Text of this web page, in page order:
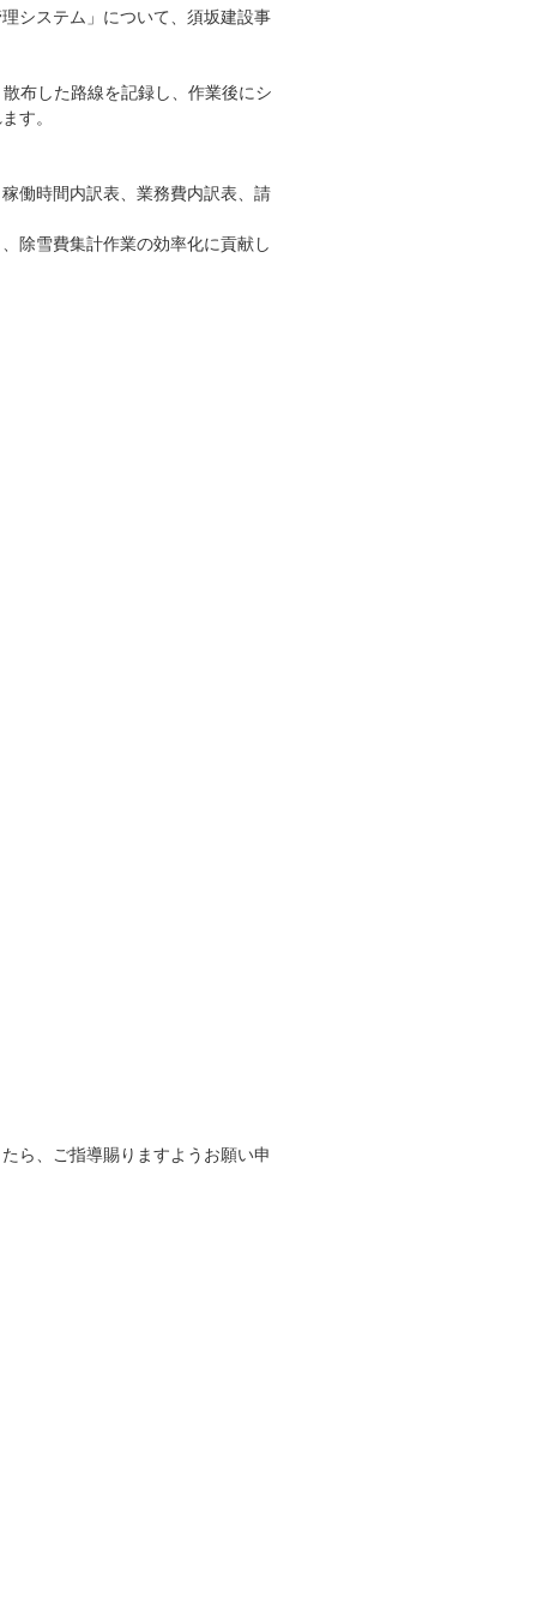
システム」について、須坂建設事
布した路線を記録し、作業後にシ
す。
働時間内訳表、業務費内訳表、請
除雪費集計作業の効率化に貢献し
ら、ご指導賜りますようお願い申